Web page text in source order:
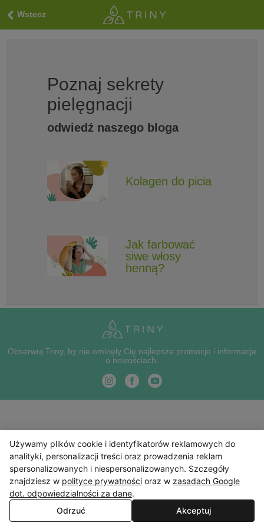
Wstecz
Poznaj sekrety
pielęgnacji
odwiedź naszego bloga
Kolagen do picia
Jak farbować
siwe włosy
henną?
Obserwuj Triny, by nie ominęły Cię najlepsze promocje i informacje
o nowościach.
Używamy plików cookie i identyfikatorów reklamowych do
analityki, personalizacji treści oraz prowadzenia reklam
spersonalizowanych i niespersonalizowanych. Szczegóły
znajdziesz w polityce prywatności oraz w zasadach Google
dot. odpowiedzialności za dane.
Odrzuć
Akceptuj